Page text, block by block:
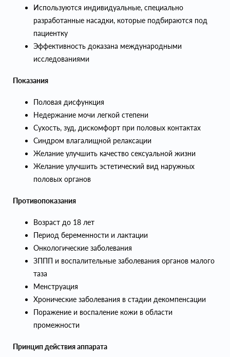
Используются индивидуальные, специально
разработанные насадки, которые подбираются под
пациентку
Эффективность доказана международными
исследованиями
Показания
Половая дисфункция
Недержание мочи легкой степени
Сухость, зуд, дискомфорт при половых контактах
Синдром влагалищной релаксации
Желание улучшить качество сексуальной жизни
Желание улучшить эстетический вид наружных
половых органов
Противопоказания
Возраст до 18 лет
Период беременности и лактации
Онкологические заболевания
ЗППП и воспалительные заболевания органов малого
таза
Менструация
Хронические заболевания в стадии декомпенсации
Поражение и воспаление кожи в области
промежности
Принцип действия аппарата